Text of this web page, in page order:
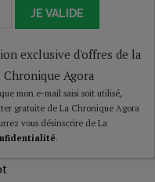
JE VALIDE
exclusive d'offres de la
Agora
mon e-mail saisi soit utilisé,
gratuite de La Chronique Agora
vous désinscrire de La
.